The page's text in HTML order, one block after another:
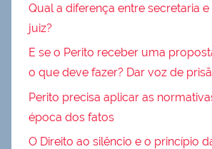
Qual a diferença entre secretaria
juiz?
E se o Perito receber uma
o que deve fazer? Dar voz de
Perito precisa aplicar as
época dos fatos
O Direito ao silêncio e o princípio